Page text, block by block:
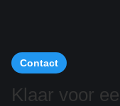
Contact
Klaar voor